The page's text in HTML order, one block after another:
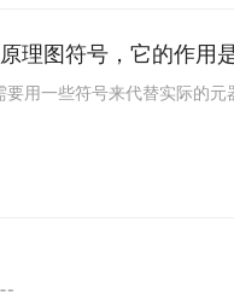
联系工作人员，我们将
理图符号，它的作用
用一些符号来代替实际的